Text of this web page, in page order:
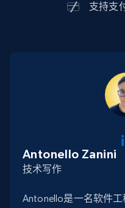
支持支
Antonello Zanini
技术写作
Antonello是一名软件